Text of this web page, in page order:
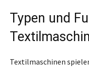
Typen und
Textilmaschinen